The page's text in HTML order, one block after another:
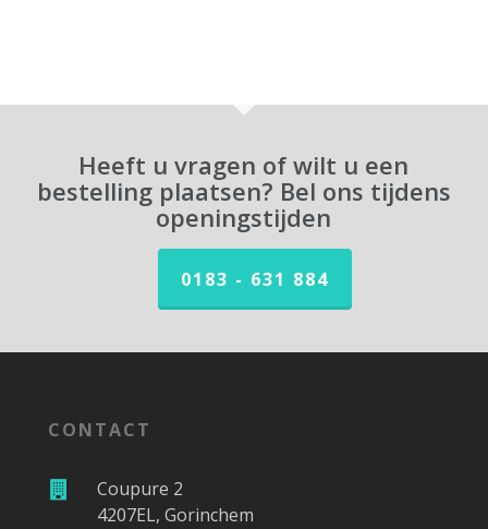
Heeft u vragen of wilt u een
bestelling plaatsen? Bel ons tijdens
openingstijden
0183 - 631 884
CONTACT
Coupure 2
4207EL, Gorinchem